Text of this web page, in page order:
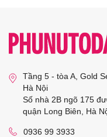
Tầng 5 - tòa A, Gold
Hà Nội
Số nhà 2B ngõ 175
quận Long Biên, Hà
0936 99 3933